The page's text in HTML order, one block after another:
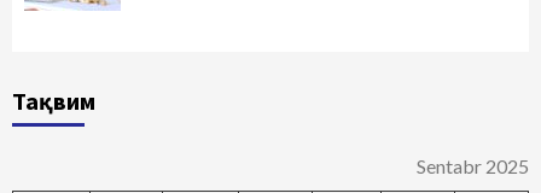
Тақвим
Sentabr 2025